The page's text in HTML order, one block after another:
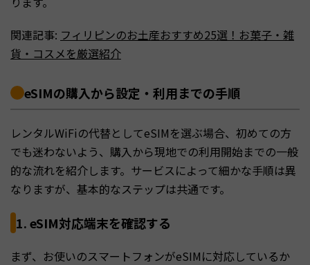
関連記事: フィリピンのお土産おすすめ25選！お菓子・雑
貨・コスメを厳選紹介
eSIMの購入から設定・利用までの手順
レンタルWiFiの代替としてeSIMを選ぶ場合、初めての方
でも迷わないよう、購入から現地での利用開始までの一般
的な流れを紹介します。サービスによって細かな手順は異
なりますが、基本的なステップは共通です。
1. eSIM対応端末を確認する
まず、お使いのスマートフォンがeSIMに対応しているか